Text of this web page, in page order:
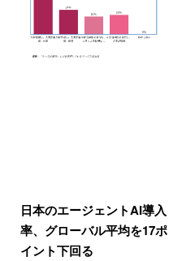
日本のエージェントAI導入
率、グローバル平均を17ポ
イント下回る